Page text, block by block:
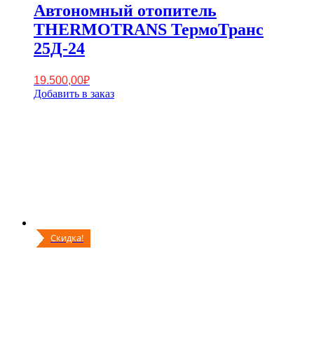
Автономный отопитель
THERMOTRANS ТермоТранс
25Д-24
19.500,00₽
Добавить в заказ
Скидка!